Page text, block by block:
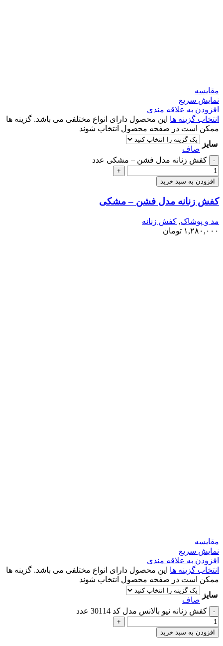
مقايسه
نمایش سریع
افزودن به علاقه مندی
انتخاب گزینه ها این محصول دارای انواع مختلفی می باشد. گزینه ها
ممکن است در صفحه محصول انتخاب شوند
سایز
صاف
- کفش زنانه مدل فشن – مشکی عدد
+
افزودن به سبد خرید
کفش زنانه مدل فشن – مشکی
مد و پوشاک, کفش زنانه
۱,۲۸۰,۰۰۰ تومان
مقايسه
نمایش سریع
افزودن به علاقه مندی
انتخاب گزینه ها این محصول دارای انواع مختلفی می باشد. گزینه ها
ممکن است در صفحه محصول انتخاب شوند
سایز
صاف
- کفش زنانه نیو بالانس مدل کد 30114 عدد
+
افزودن به سبد خرید